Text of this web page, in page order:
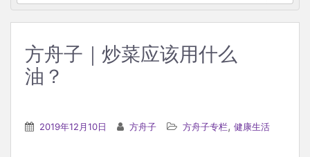
索：
方舟子｜炒菜应该用什么
油？
2019年12月10日 方舟子 方舟子专栏, 健康生活